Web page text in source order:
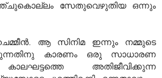
സേതുവെഴുതിയ ഒന്നും
ആ സിനിമ ഇന്നും നമ്മുടെ
കാരണം ഒരു സാധാരണ
അതിജീവിക്കുന്ന